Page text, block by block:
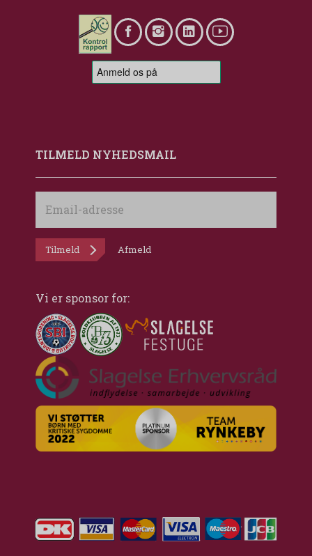
TILMELD NYHEDSMAIL
adresse
Tilmeld Afmeld
Vi er sponsor for: